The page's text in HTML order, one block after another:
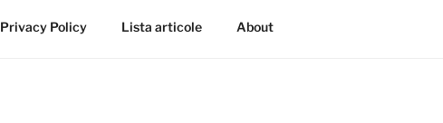
Privacy Policy Lista articole About